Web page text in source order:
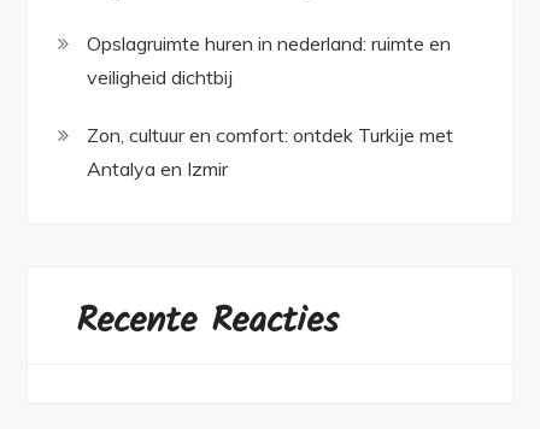
Opslagruimte huren in nederland: ruimte en
veiligheid dichtbij
Zon, cultuur en comfort: ontdek Turkije met
Antalya en Izmir
Recente Reacties